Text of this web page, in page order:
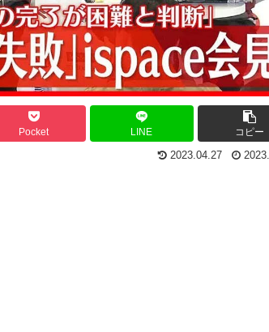
Pocket LINE コピー
2023.04.27